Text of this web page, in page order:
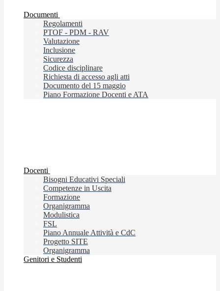
Documenti
Regolamenti
PTOF - PDM - RAV
Valutazione
Inclusione
Sicurezza
Codice disciplinare
Richiesta di accesso agli atti
Documento del 15 maggio
Piano Formazione Docenti e ATA
Docenti
Bisogni Educativi Speciali
Competenze in Uscita
Formazione
Organigramma
Modulistica
FSL
Piano Annuale Attività e CdC
Progetto SITE
Organigramma
Genitori e Studenti